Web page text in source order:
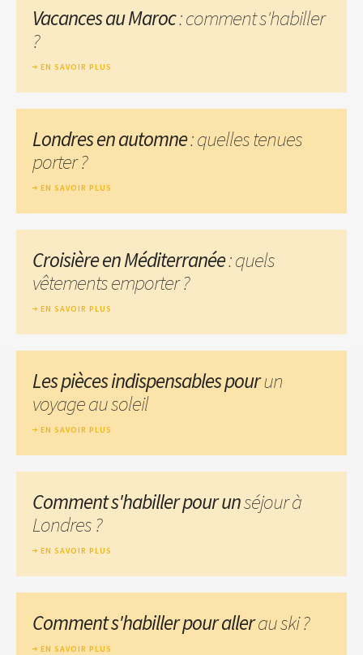
Vacances au Maroc: comment s'habiller
?
EN SAVOIR PLUS
Londres en automne: quelles tenues
porter ?
EN SAVOIR PLUS
Croisière en Méditerranée: quels
vêtements emporter ?
EN SAVOIR PLUS
Les pièces indispensables pourun
voyage au soleil
EN SAVOIR PLUS
Comment s'habiller pour unséjour à
Londres ?
EN SAVOIR PLUS
Comment s'habiller pour allerau ski ?
EN SAVOIR PLUS